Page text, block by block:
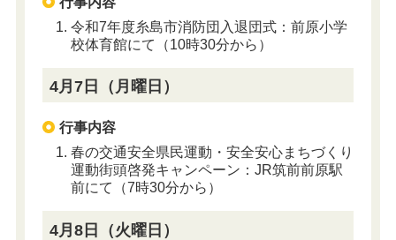
令和7年度糸島市消防団入退団式：前原小学
校体育館にて（10時30分から）
4月7日（月曜日）
行事内容
春の交通安全県民運動・安全安心まちづくり
運動街頭啓発キャンペーン：JR筑前前原駅
前にて（7時30分から）
4月8日（火曜日）